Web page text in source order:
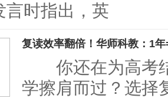
言时指出，英
复读效率翻倍！华师科教：1
你还在为高考结
学擦肩而过？选择